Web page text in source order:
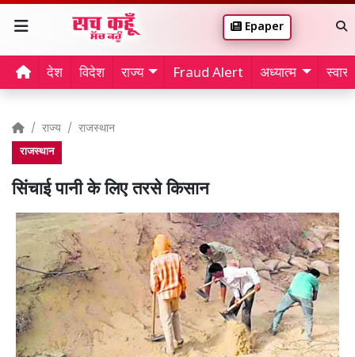
Epaper
देश विदेश राज्य Fraud Alert अध्यात्म
राज्य राजस्थान
राजस्थान
सिंचाई पानी के लिए तरसे किसान